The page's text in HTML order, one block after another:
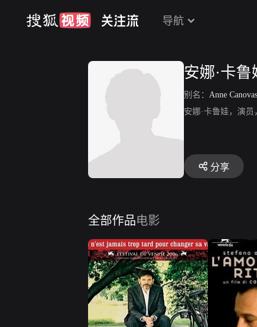
导航
安娜·卡鲁
别名： Anne Canovas
安娜·卡鲁娃，演
分享
全部作品电影